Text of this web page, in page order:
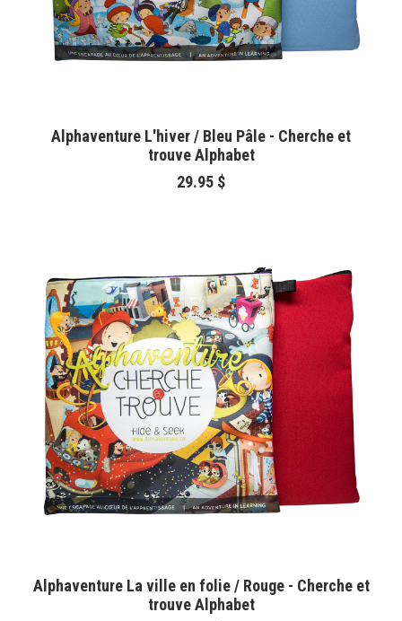
AJOUTER AU PANIER
Alphaventure L'hiver / Bleu Pâle - Cherche et
trouve Alphabet
29.95 $
AJOUTER AU PANIER
Alphaventure La ville en folie / Rouge - Cherche et
trouve Alphabet